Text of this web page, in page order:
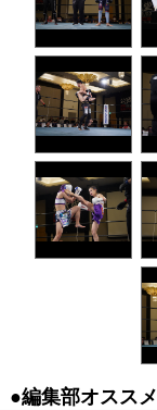
●編集部オススメ